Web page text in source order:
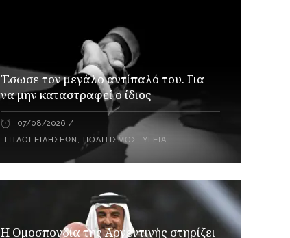
Έσωσε τον μεγάλο αντίπαλό του. Για
να μην καταστραφεί ο ίδιος
07/08/2026
ΤΊΤΛΟΙ ΕΙΔΉΣΕΩΝ , ΠΟΛΙΤΙΣΜΌΣ , ΥΓΕΊΑ
Η Ομοσπονδία της Αργεντινής στηρίζει